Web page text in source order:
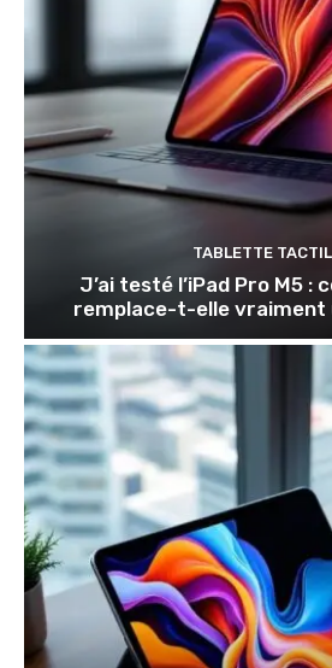
TABLETTE
J’ai testé l’iPad Pro M5
remplace-t-elle vraiment